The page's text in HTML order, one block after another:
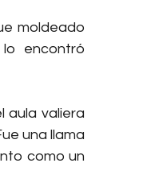
moldeado
encontró
aula valiera
una llama
como un